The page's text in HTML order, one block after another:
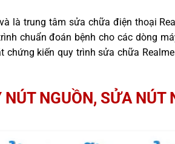
là trung tâm sửa chữa điện thoại
chuẩn đoán bệnh cho các dòng
chứng kiến quy trình sửa chữa
NÚT NGUỒN, SỬA NÚT